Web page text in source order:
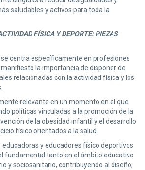
saludables y activos para toda la
FÍSICA Y DEPORTE: PIEZAS
centra específicamente en profesiones
la importancia de disponer de
relacionadas con la actividad física y los
relevante en un momento en el que
políticas vinculadas a la promoción de la
de la obesidad infantil y el desarrollo
físico orientados a la salud.
educadoras y educadores físico deportivos
fundamental tanto en el ámbito educativo
y sociosanitario, contribuyendo al diseño,